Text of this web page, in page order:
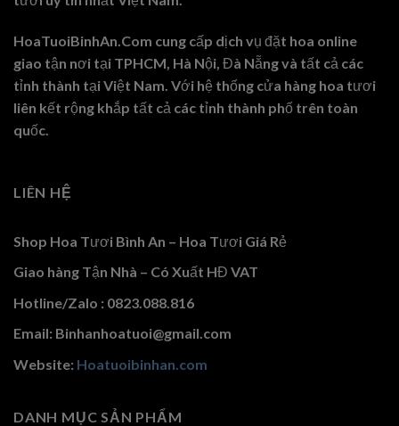
HoaTuoiBinhAn.Com cung cấp dịch vụ đặt hoa online
giao tận nơi tại TPHCM, Hà Nội, Đà Nẵng và tất cả các
tỉnh thành tại Việt Nam. Với hệ thống cửa hàng hoa tươi
liên kết rộng khắp tất cả các tỉnh thành phố trên toàn
quốc.
LIÊN HỆ
Shop Hoa Tươi Bình An – Hoa Tươi Giá Rẻ
Giao hàng Tận Nhà – Có Xuất HĐ VAT
Hotline/Zalo : 0823.088.816
Email: Binhanhoatuoi@gmail.com
Website: Hoatuoibinhan.com
DANH MỤC SẢN PHẨM